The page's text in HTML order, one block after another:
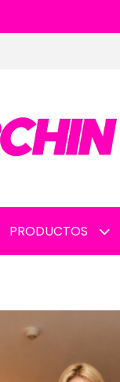
PRODUCTOS